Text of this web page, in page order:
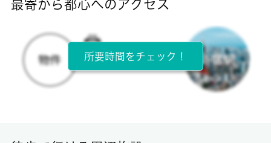
所在階
2階 / 3階建
最寄から都心へのアクセス
所要時間をチェック！